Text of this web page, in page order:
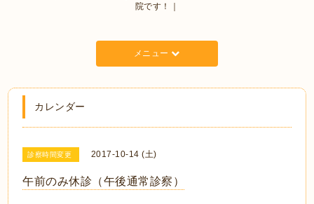
院です！｜
メニュー
カレンダー
診察時間変更 2017-10-14 (土)
午前のみ休診（午後通常診察）